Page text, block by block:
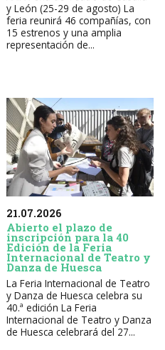
y León (25-29 de agosto) La
feria reunirá 46 compañías, con
15 estrenos y una amplia
representación de...
21.07.2026
Abierto el plazo de
inscripción para la 40
Edición de la Feria
Internacional de Teatro y
Danza de Huesca
La Feria Internacional de Teatro
y Danza de Huesca celebra su
40.ª edición La Feria
Internacional de Teatro y Danza
de Huesca celebrará del 27...